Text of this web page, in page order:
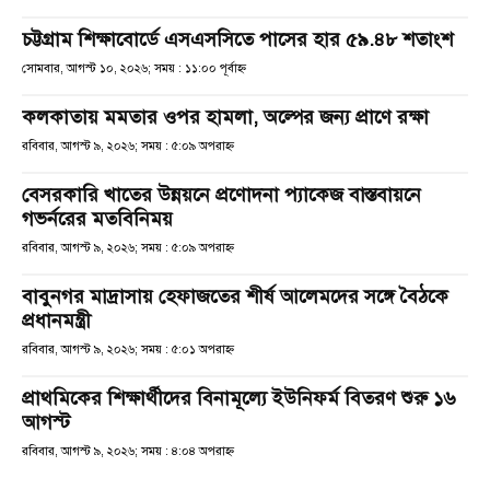
চট্টগ্রাম শিক্ষাবোর্ডে এসএসসিতে পাসের হার ৫৯.৪৮ শতাংশ
সোমবার, আগস্ট ১০, ২০২৬; সময় : ১১:০০ পূর্বাহ্ণ
কলকাতায় মমতার ওপর হামলা, অল্পের জন্য প্রাণে রক্ষা
রবিবার, আগস্ট ৯, ২০২৬; সময় : ৫:০৯ অপরাহ্ণ
বেসরকারি খাতের উন্নয়নে প্রণোদনা প্যাকেজ বাস্তবায়নে
গভর্নরের মতবিনিময়
রবিবার, আগস্ট ৯, ২০২৬; সময় : ৫:০৯ অপরাহ্ণ
বাবুনগর মাদ্রাসায় হেফাজতের শীর্ষ আলেমদের সঙ্গে বৈঠকে
প্রধানমন্ত্রী
রবিবার, আগস্ট ৯, ২০২৬; সময় : ৫:০১ অপরাহ্ণ
প্রাথমিকের শিক্ষার্থীদের বিনামূল্যে ইউনিফর্ম বিতরণ শুরু ১৬
আগস্ট
রবিবার, আগস্ট ৯, ২০২৬; সময় : ৪:০৪ অপরাহ্ণ